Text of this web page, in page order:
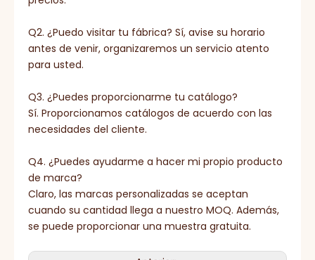
Q2. ¿Puedo visitar tu fábrica? Sí, avise su horario
antes de venir, organizaremos un servicio atento
para usted.
Q3. ¿Puedes proporcionarme tu catálogo?
Sí. Proporcionamos catálogos de acuerdo con las
necesidades del cliente.
Q4. ¿Puedes ayudarme a hacer mi propio producto
de marca?
Claro, las marcas personalizadas se aceptan
cuando su cantidad llega a nuestro MOQ. Además,
se puede proporcionar una muestra gratuita.